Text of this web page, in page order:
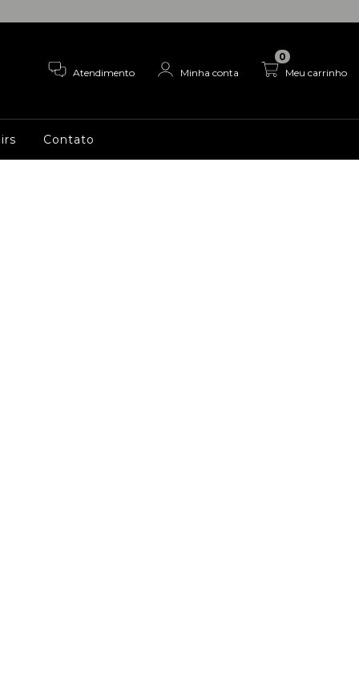
Atendimento Minha conta Meu carrinho
0
Contato